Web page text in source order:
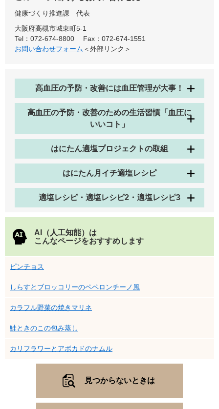
健康づくり推進課
代表
大阪府高槻市城東町5-1
Tel：072-674-8800
Fax：072-674-1551
お問い合わせフォーム ＜外部リンク＞
高血圧の予防・改善には血圧管理が大事！
高血圧の予防・改善のための生活習慣「血圧に
いいコト」
はにたん適塩プロジェクトの取組
はにたん月イチ適塩レシピ
適塩レシピ・適塩レシピ2・適塩レシピ3
AI（人工知能）は
こんなページをおすすめします
ピンチョス
しらすとブロッコリーのペペロンチーノ風
カラフル野菜の焼きマリネ
鮭ときのこの包み蒸し
カリフラワーとアボカドのナムル
見つからないときは